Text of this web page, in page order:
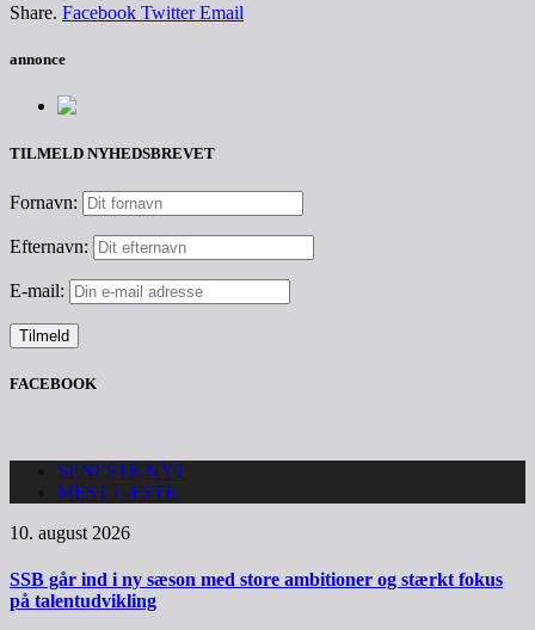
Share. Facebook Twitter Email
annonce
TILMELD NYHEDSBREVET
Fornavn:
Efternavn:
E-mail:
FACEBOOK
SENESTE NYT
MEST LÆSTE
10. august 2026
SSB går ind i ny sæson med store ambitioner og stærkt fokus
på talentudvikling